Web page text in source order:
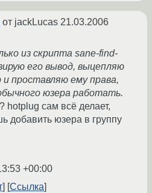
от jackLucas 21.03.2006
из скрипта sane-find-
его вывод, выцепляю
и проставляю ему права,
юзера работать.
hotplug сам всё делает,
добавить юзера в группу
+00:00
Ссылка